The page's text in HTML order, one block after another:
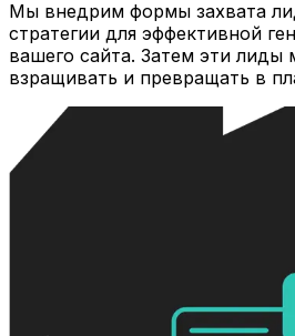
Мы внедрим формы захвата
стратегии для эффективной
вашего сайта. Затем эти лиды
взращивать и превращать в